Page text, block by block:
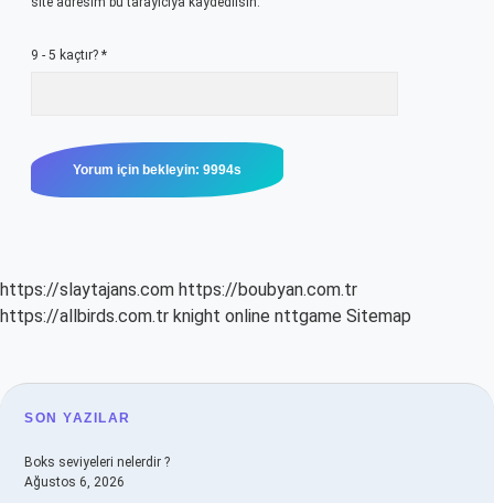
9 - 5 kaçtır? *
https://slaytajans.com https://boubyan.com.tr
https://allbirds.com.tr knight online nttgame Sitemap
SIDEBAR
SON YAZILAR
Boks seviyeleri nelerdir ?
Ağustos 6, 2026